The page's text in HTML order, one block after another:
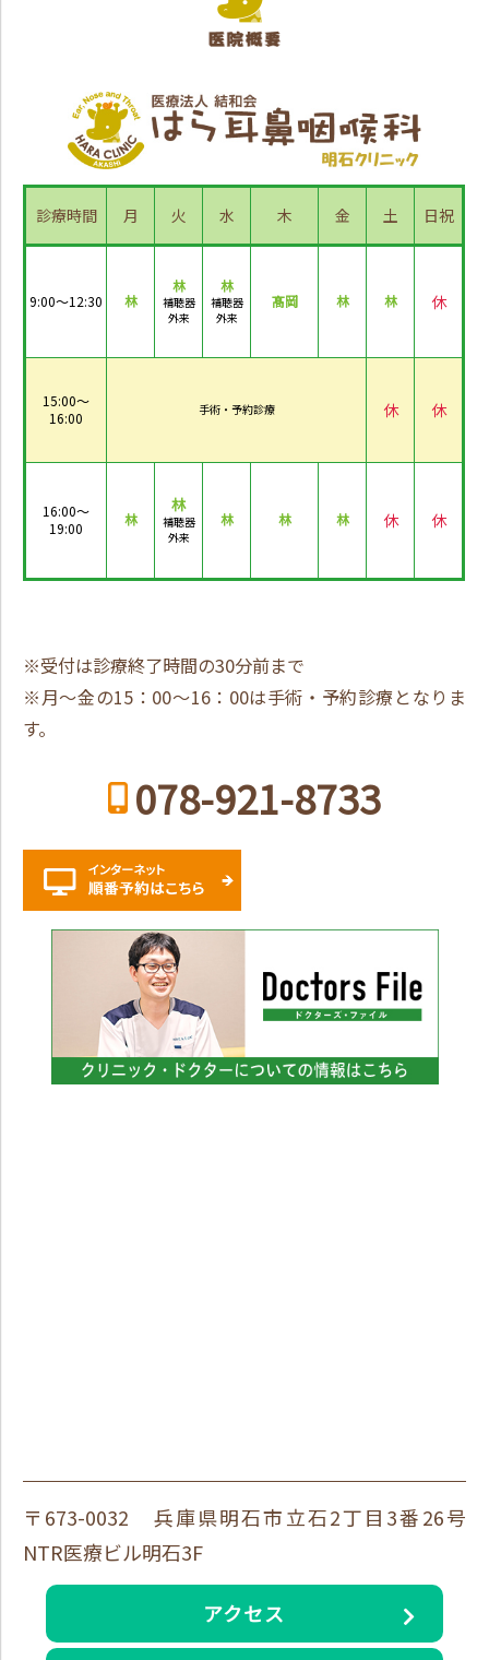
診療時間 月 火 水 木 金 土 日祝
9:00～12:30 林
林
補聴器
外来
林
補聴器
外来
髙岡 林 林 休
15:00～
16:00
手術・予約診療 休 休
16:00～
19:00
林
林
補聴器
外来
林 林 林 休 休
※受付は診療終了時間の30分前まで
※月～金の15：00～16：00は手術・予約診療となりま
す。
078-921-8733
〒673-0032 兵庫県明石市立石2丁目3番26号
NTR医療ビル明石3F
アクセス